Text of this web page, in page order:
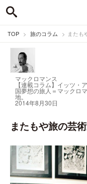
TOP 旅のコラム またも
マックロマンス
【連載コラム】イッツ・
国夢想の旅人＝マックロ
地。
2014年8月30日
またもや旅の芸